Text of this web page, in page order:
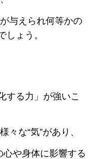
与えられ何等かの
しょう。
する力」が強いこ
々な“気”があり、
心や身体に影響する